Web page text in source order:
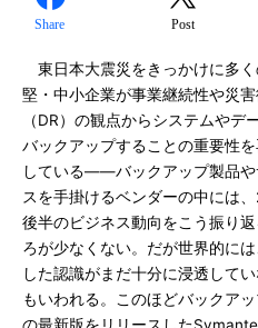
Share Post
東日本大震災をきっかけに多く
堅・中小企業が事業継続性や災
（DR）の観点からシステムやデ
バックアップすることの重要性
している――バックアップ製品や
スを手掛けるベンダーの中には、
後半のビジネス動向をこう振り返
ろが少なくない。だが世界的には
した認識がまだ十分に浸透してい
もいわれる。このほどバックア